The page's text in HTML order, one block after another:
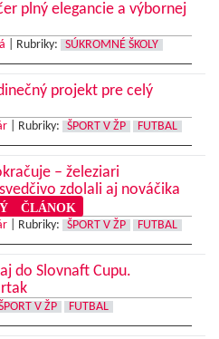
plný elegancie a výbornej
Rubriky: SÚKROMNÉ ŠKOLY
projekt pre celý
Rubriky: ŠPORT V ŽP FUTBAL
– železiari
zdolali aj nováčika
ČLÁNOK
Rubriky: ŠPORT V ŽP FUTBAL
do Slovnaft Cupu.
V ŽP FUTBAL